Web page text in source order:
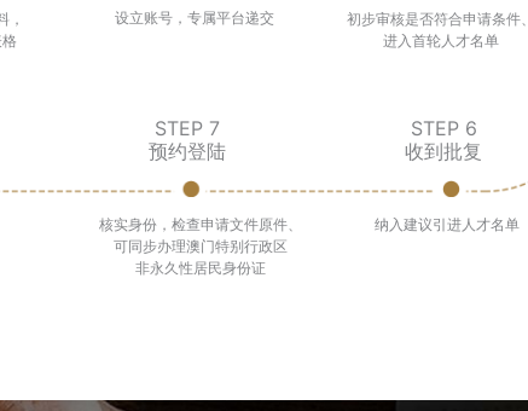
STEP 6
收到批复
STEP 7
预约登陆
，
设立账号，专属平台递交
初步审核是否符合申请条件、
进入首轮人才名单
纳入建议引进人才名单
核实身份，检查申请文件原件、
可同步办理澳门特别行政区
非永久性居民身份证